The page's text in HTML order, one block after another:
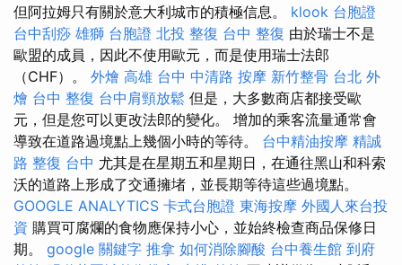
但阿拉姆只有關於意大利城市的積極信息。 klook 台胞證
台中刮痧 雄獅 台胞證 北投 整復 台中 整復 由於瑞士不是
歐盟的成員，因此不使用歐元，而是使用瑞士法郎
（CHF）。 外燴 高雄 台中 中清路 按摩 新竹整骨 台北 外
燴 台中 整復 台中肩頸放鬆 但是，大多數商店都接受歐
元，但是您可以更改法郎的變化。 增加的乘客流量通常會
導致在道路過境點上幾個小時的等待。 台中精油按摩 精誠
路 整復 台中 尤其是在星期五和星期日，在通往黑山和科索
沃的道路上形成了交通擁堵，並長期等待這些過境點。
GOOGLE ANALYTICS 卡式台胞證 東海按摩 外國人來台投
資 購買可腐爛的食物應保持小心，並始終檢查商品保修日
期。 google 關鍵字 推拿 如何消除腳酸 台中養生館 到府